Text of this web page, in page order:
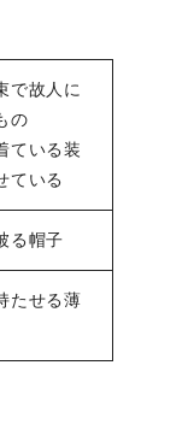
で故人に
の
ている装
ている
る帽子
たせる薄